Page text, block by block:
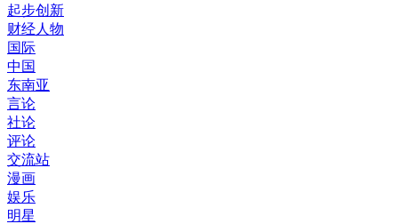
起步创新
财经人物
国际
中国
东南亚
言论
社论
评论
交流站
漫画
娱乐
明星